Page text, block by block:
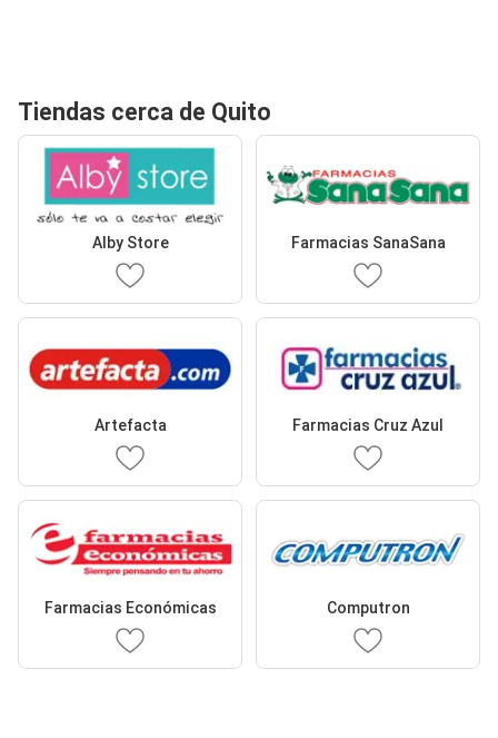
Tiendas cerca de Quito
Alby Store Farmacias SanaSana
Artefacta Farmacias Cruz Azul
Farmacias Económicas Computron